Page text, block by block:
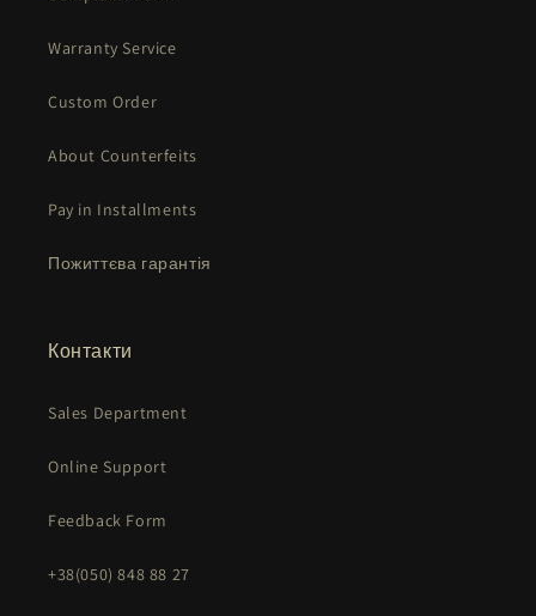
Warranty Service
Custom Order
About Counterfeits
Pay in Installments
Пожиттєва гарантія
Контакти
Sales Department
Online Support
Feedback Form
+38(050) 848 88 27